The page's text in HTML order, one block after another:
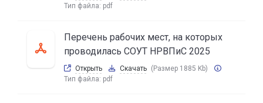
Тип файла: pdf
Перечень рабочих мест, на которых
проводилась СОУТ НРВПиС 2025
Открыть Скачать (Размер 1885 Kb)
Тип файла: pdf